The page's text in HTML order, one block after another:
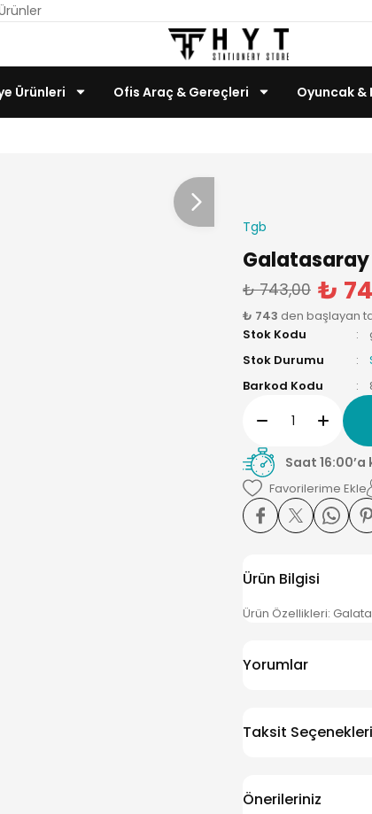
Ürünleri Ofis Araç & Gereçleri Oyuncak &
Tgb
Galatasaray
₺ 743,00 ₺
₺ 743 den başlayan
Stok Kodu
Stok Durumu
Barkod Kodu
Saat
Ürün Bilgisi
Ürün Özellikleri:
Yorumlar
Taksit Seçenekleri
Önerileriniz